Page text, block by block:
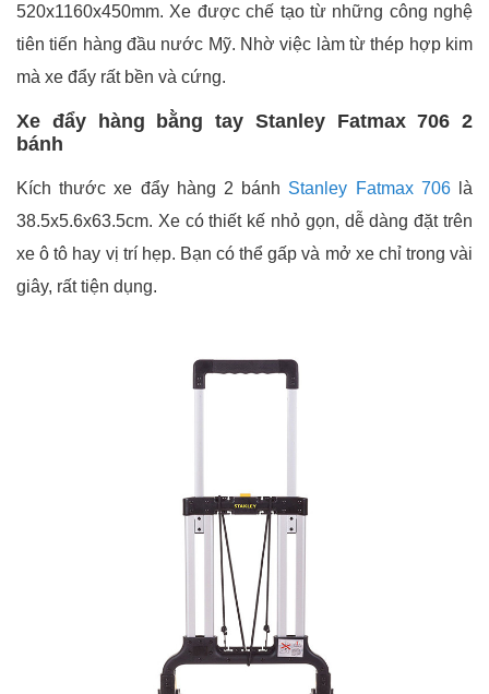
520x1160x450mm. Xe được chế tạo từ những công nghệ
tiên tiến hàng đầu nước Mỹ. Nhờ việc làm từ thép hợp kim
mà xe đẩy rất bền và cứng.
Xe đẩy hàng bằng tay Stanley Fatmax 706 2
bánh
Kích thước xe đẩy hàng 2 bánh Stanley Fatmax 706là
38.5x5.6x63.5cm. Xe có thiết kế nhỏ gọn, dễ dàng đặt trên
xe ô tô hay vị trí hẹp. Bạn có thể gấp và mở xe chỉ trong vài
giây, rất tiện dụng.